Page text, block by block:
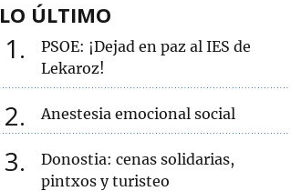
LO ÚLTIMO
1
PSOE: ¡Dejad en paz al IES de
Lekaroz!
2 Anestesia emocional social
3
Donostia: cenas solidarias,
pintxos y turisteo